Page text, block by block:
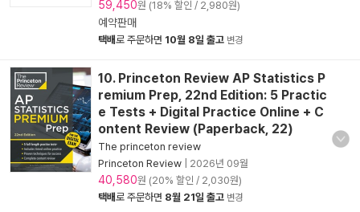
59,450원 (18% 할인 / 2,980원)
예약판매
택배로 주문하면 10월 8일 출고 변경
10. Princeton Review AP Statistics P
remium Prep, 22nd Edition: 5 Practic
e Tests + Digital Practice Online + C
ontent Review (Paperback, 22)
The princeton review
Princeton Review
2026년 09월
40,580원 (20% 할인 / 2,030원)
택배로 주문하면 8월 21일 출고 변경